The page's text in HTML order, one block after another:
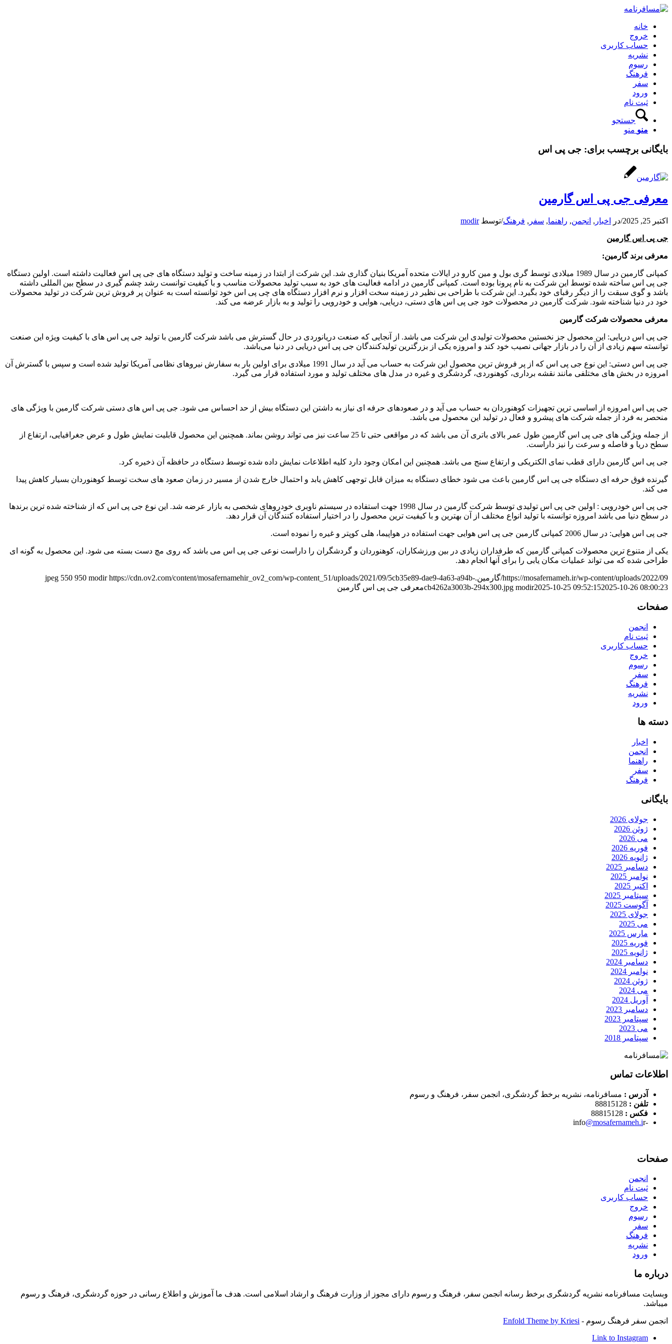
خانه
خروج
حساب کاربری
نشریه
رسوم
فرهنگ
سفر
ورود
ثبت نام
جستجو
منو منو
بایگانی برچسب برای: جی پی اس
معرفی جی پی اس گارمین
اکتبر 25, 2025 /در اخبار , انجمن, راهنما, سفر , فرهنگ/توسطmodir
جی پی اس گارمین
معرفی برند گارمین:
کمپانی گارمین در سال 1989 میلادی توسط گری بول و مین کارو در ایالات متحده آمریکا بنیان گذاری شد. این شرکت از ابتدا در زمینه ساخت و تولید دستگاه های جی پی اس فعالیت داشته است. اولین دستگاه
جی پی اس ساخته شده توسط این شرکت به نام پرونا بوده است. کمپانی گارمین در ادامه فعالیت های خود به سبب تولید محصولات مناسب و با کیفیت توانست رشد چشم گیری در سطح بین المللی داشته
باشد و گوی سبقت را از دیگر رقبای خود بگیرد. این شرکت با طراحی بی نظیر در زمینه سخت افزار و نرم افزار دستگاه های چی پی اس خود توانسته است به عنوان پر فروش ترین شرکت در تولید محصولات
خود در دنیا شناخته شود. شرکت گارمین در محصولات خود جی پی اس های دستی، دریایی، هوایی و خودرویی را تولید و به بازار عرضه می کند.
معرفی محصولات شرکت گارمین
جی پی اس دریایی: این محصول جز نخستین محصولات تولیدی این شرکت می باشد. از آنجایی که صنعت دریانوردی در حال گسترش می باشد شرکت گارمین با تولید جی پی اس های با کیفیت ویژه این صنعت
توانسته سهم زیادی از آن را در بازار جهانی نصیب خود کند و امروزه یکی از بزرگترین تولیدکنندگان جی پی اس دریایی در دنیا می‌باشد.
جی پی اس دستی: این نوع جی پی اس که از پر فروش ترین محصول این شرکت به حساب می آید در سال 1991 میلادی برای اولین بار به سفارش نیروهای نظامی آمریکا تولید شده است و سپس با گسترش آن
امروزه در بخش های مختلفی مانند نقشه برداری، کوهنوردی، گردشگری و غیره در مدل های مختلف تولید و مورد استفاده قرار می گیرد.
جی پی اس امروزه از اساسی ترین تجهیزات کوهنوردان به حساب می آید و در صعودهای حرفه ای نیاز به داشتن این دستگاه بیش از حد احساس می شود. جی پی اس های دستی شرکت گارمین با ویژگی های
منحصر به فرد از جمله شرکت های پیشرو و فعال در تولید این محصول می باشد.
از جمله ویژگی های جی پی اس گارمین طول عمر بالای باتری آن می باشد که در مواقعی حتی تا 25 ساعت نیز می تواند روشن بماند. همچنین این محصول قابلیت نمایش طول و عرض جغرافیایی، ارتفاع از
سطح دریا و فاصله و سرعت را نیز داراست.
جی پی اس گارمین دارای قطب نمای الکتریکی و ارتفاع سنج می باشد. همچنین این امکان وجود دارد کلیه اطلاعات نمایش داده شده توسط دستگاه در حافظه آن ذخیره کرد.
گیرنده فوق حرفه ای دستگاه جی پی اس گارمین باعث می شود خطای دستگاه به میزان قابل توجهی کاهش یابد و احتمال خارج شدن از مسیر در زمان صعود های سخت توسط کوهنوردان بسیار کاهش پیدا
می کند.
جی پی اس خودرویی : اولین جی پی اس تولیدی توسط شرکت گارمین در سال 1998 جهت استفاده در سیستم ناوبری خودروهای شخصی به بازار عرضه شد. این نوع جی پی اس که از شناخته شده ترین برندها
در سطح دنیا می باشد امروزه توانسته با تولید انواع مختلف از آن بهترین و با کیفیت ترین محصول را در اختیار استفاده کنندگان آن قرار دهد.
جی پی اس هوایی: در سال 2006 کمپانی گارمین جی پی اس هوایی جهت استفاده در هواپیما، هلی کوپتر و غیره را نموده است.
یکی از متنوع ترین محصولات کمپانی گارمین که طرفداران زیادی در بین ورزشکاران، کوهنوردان و گردشگران را داراست نوعی جی پی اس می باشد که روی مچ دست بسته می شود. این محصول به گونه ای
طراحی شده که می تواند عملیات مکان یابی را برای آنها انجام دهد.
https://mosafernameh.ir/wp-content/uploads/2022/09/گارمین.jpeg 550 950 modir https://cdn.ov2.com/content/mosafernamehir_ov2_com/wp-content_51/uploads/2021/09/5cb35e89-dae9-4a63-a94b-
cb4262a3003b-294x300.jpg modir2025-10-25 09:52:152025-10-26 08:00:23 معرفی جی پی اس گارمین
صفحات
انجمن
ثبت نام
حساب کاربری
خروج
رسوم
سفر
فرهنگ
نشریه
ورود
دسته ها
اخبار
انجمن
راهنما
سفر
فرهنگ
بایگانی
جولای 2026
ژوئن 2026
می 2026
فوریه 2026
ژانویه 2026
دسامبر 2025
نوامبر 2025
اکتبر 2025
سپتامبر 2025
آگوست 2025
جولای 2025
می 2025
مارس 2025
فوریه 2025
ژانویه 2025
دسامبر 2024
نوامبر 2024
ژوئن 2024
می 2024
آوریل 2024
دسامبر 2023
سپتامبر 2023
می 2023
سپتامبر 2018
اطلاعات تماس
آدرس : مسافرنامه، نشریه برخط گردشگری، انجمن سفر، فرهنگ و رسوم
تلفن :
فکس :
-info
@mosafernameh.ir
صفحات
انجمن
ثبت نام
حساب کاربری
خروج
رسوم
سفر
فرهنگ
نشریه
ورود
درباره ما
وبسایت مسافرنامه نشریه گردشگری برخط رسانه انجمن سفر، فرهنگ و رسوم دارای مجوز از وزارت فرهنگ و ارشاد اسلامی است. هدف ما آموزش و اطلاع رسانی در حوزه گردشگری، فرهنگ و رسوم
میباشد.
انجمن سفر فرهنگ رسوم - Enfold Theme by Kriesi
Link to Instagram